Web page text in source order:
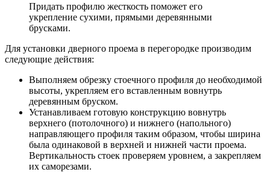
Придать профилю жесткость поможет его
укрепление сухими, прямыми деревянными
брусками.
Для установки дверного проема в перегородке производим
следующие действия:
Выполняем обрезку стоечного профиля до необходимой
высоты, укрепляем его вставленным вовнутрь
деревянным бруском.
Устанавливаем готовую конструкцию вовнутрь
верхнего (потолочного) и нижнего (напольного)
направляющего профиля таким образом, чтобы ширина
была одинаковой в верхней и нижней части проема.
Вертикальность стоек проверяем уровнем, а закрепляем
их саморезами.